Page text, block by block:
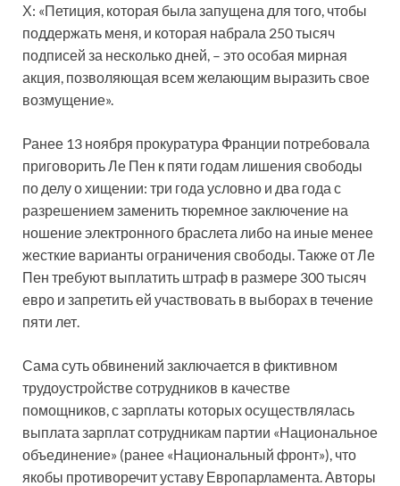
Х: «Петиция, которая была запущена для того, чтобы
поддержать меня, и которая набрала 250 тысяч
подписей за несколько дней, – это особая мирная
акция, позволяющая всем желающим выразить свое
возмущение».
Ранее 13 ноября прокуратура Франции потребовала
приговорить Ле Пен к пяти годам лишения свободы
по делу о хищении: три года условно и два года с
разрешением заменить тюремное заключение на
ношение электронного браслета либо на иные менее
жесткие варианты ограничения свободы. Также от Ле
Пен требуют выплатить штраф в размере 300 тысяч
евро и запретить ей участвовать в выборах в течение
пяти лет.
Сама суть обвинений заключается в фиктивном
трудоустройстве сотрудников в качестве
помощников, с зарплаты которых осуществлялась
выплата зарплат сотрудникам партии «Национальное
объединение» (ранее «Национальный фронт»), что
якобы противоречит уставу Европарламента. Авторы